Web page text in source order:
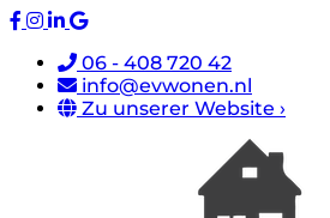
06 - 408 720 42
info@evwonen.nl
Zu unserer Website ›